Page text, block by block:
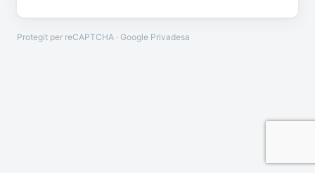
Protegit per reCAPTCHA · Google Privadesa